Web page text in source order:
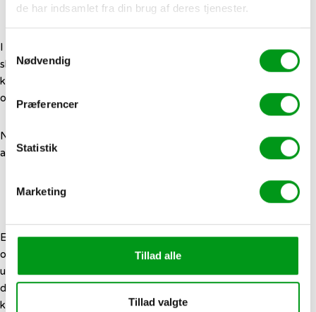
de har indsamlet fra din brug af deres tjenester.
Nødvendig
Præferencer
Statistik
Marketing
Tillad alle
Tillad valgte
som dimittend?
I tabellen øverst på siden kan du se, hvad en dimittend fårfør
skat. Det erikke
det beløb, som kommer til at gå ind på din
konto hver måned, da Staten skal have sin andel, ligesom du
også betaler skat af en almindelig lønudbetaling.
Nøjagtigt hvor meget du får udbetalt hver måned, vil derfor
afhænge af din trækprocent og eventuelle fradrag.
Dagpenge til nyuddannede
En dimittend er en person, som har færdiggjort en uddannelse,
og som resultat heraf er ledig på arbejdsmarkedet. Efter end
uddannelse stopper SU med at blive udbetalt til kontoen, og
derfor kan du som nyuddannet, hvis du opfylder de gældende
krav, i stedet få udbetalt dagpenge.